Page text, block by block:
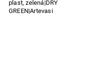
plast, zelená|DRY
GREEN|Artevasi